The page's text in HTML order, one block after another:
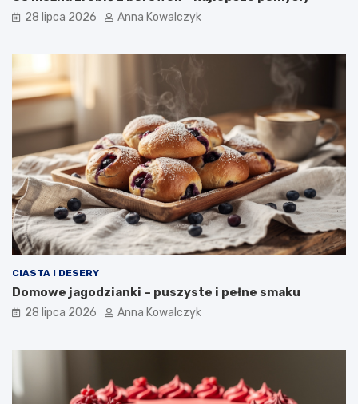
28 lipca 2026 Anna Kowalczyk
CIASTA I DESERY
Domowe jagodzianki – puszyste i pełne smaku
28 lipca 2026 Anna Kowalczyk